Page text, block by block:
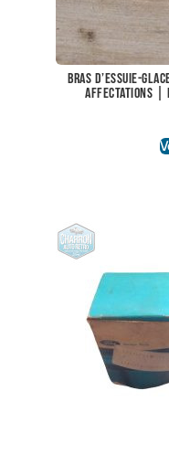
Bras d’essuie-
affectations |